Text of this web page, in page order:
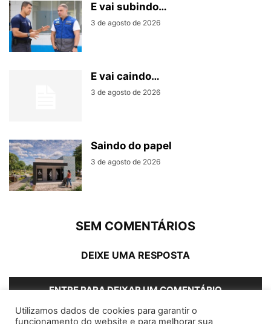
E vai subindo…
3 de agosto de 2026
E vai caindo…
3 de agosto de 2026
Saindo do papel
3 de agosto de 2026
SEM COMENTÁRIOS
DEIXE UMA RESPOSTA
ENTRE PARA DEIXAR UM COMENTÁRIO
Utilizamos dados de cookies para garantir o
funcionamento do website e para melhorar sua